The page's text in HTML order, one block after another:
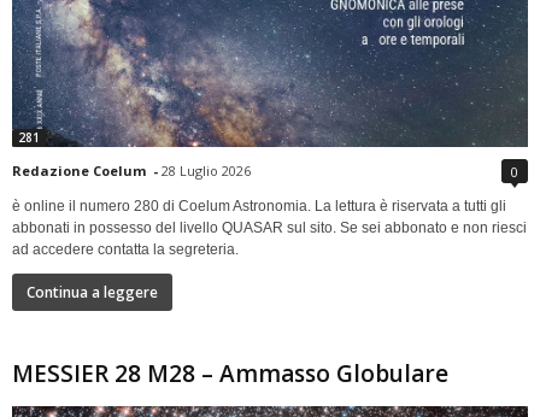
281
Redazione Coelum - 28 Luglio 2026 0
è online il numero 280 di Coelum Astronomia. La lettura è riservata a tutti gli
abbonati in possesso del livello QUASAR sul sito. Se sei abbonato e non riesci
ad accedere contatta la segreteria.
Continua a leggere
MESSIER 28 M28 – Ammasso Globulare